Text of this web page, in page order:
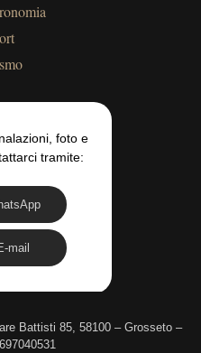
foto e
tramite:
mail
Battisti 85, 58100 – Grosseto –